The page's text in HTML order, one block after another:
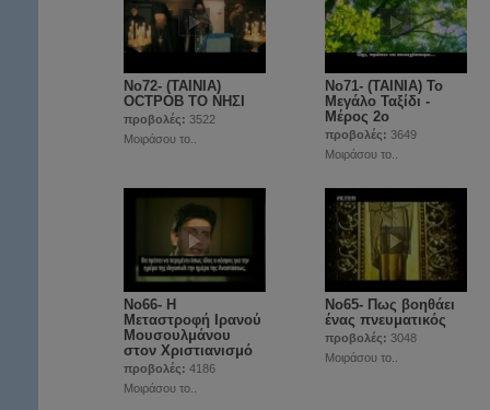
Νο72- (ΤΑΙΝΙΑ)
OCTPOB ΤΟ ΝΗΣΙ
προβολές: 3522
Μοιράσου το..
Νο71- (ΤΑΙΝΙΑ) Το
Μεγάλο Ταξίδι -
Μέρος 2ο
προβολές: 3649
Μοιράσου το..
Νο66- Η
Μεταστροφή Ιρανού
Μουσουλμάνου
στον Χριστιανισμό
προβολές: 4186
Μοιράσου το..
Νο65- Πως βοηθάει
ένας πνευματικός
προβολές: 3048
Μοιράσου το..